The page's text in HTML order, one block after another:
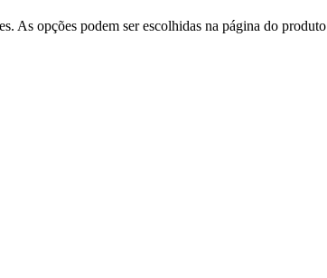
As opções podem ser escolhidas na página do produto